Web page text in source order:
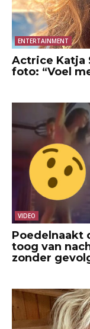
ENTERTAINMENT
Actrice Katja
foto: “Voel
VIDEO
Poedelnaakt
toog van
zonder